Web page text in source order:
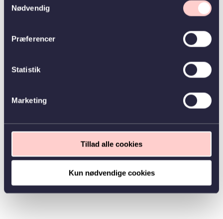
Nødvendig
Præferencer
Statistik
Marketing
Tillad alle cookies
Kun nødvendige cookies